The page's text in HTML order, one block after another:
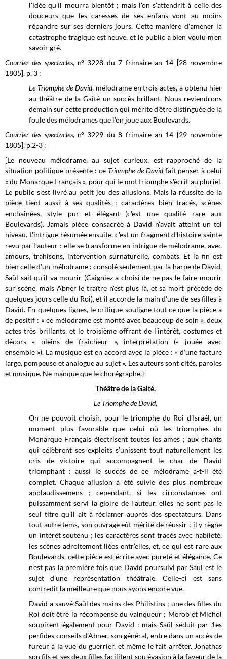
l'idée qu'il mourra bientôt ; mais l'on s'attendrit à celle des
douceurs que les caresses de ses enfans vont au moins
répandre sur ses derniers jours. Cette manière d'amener la
catastrophe tragique est neuve, et le public a bien voulu m'en
savoir gré.
Courrier des spectacles, n° 3228 du 7 frimaire an 14 [28 novembre
1805], p. 3 :
Le Triomphe de David, mélodrame en trois actes, a obtenu hier
au théâtre de la Gaîté un succès brillant. Nous reviendrons
demain sur cette production qui mérite d'être distinguée de la
foule des mélodrames que l’on joue aux Boulevards.
Courrier des spectacles, n° 3229 du 8 frimaire an 14 [29 novembre
1805], p.2-3 :
[Le nouveau mélodrame, au sujet curieux, est rapproché de la
situation politique présente : ce Triomphe de Davidfait penser à celui
« du Monarque Français », pour qui le mot triomphe s'écrit au pluriel.
Le public s'est livré au petit jeu des allusions. Mais la réussite de la
pièce tient aussi à ses qualités : caractères bien tracés, scènes
enchaînées, style pur et élégant (c'est une qualité rare aux
Boulevards). Jamais pièce consacrée à David n'avait atteint un tel
niveau. L'intrigue résumée ensuite, c'est un fragment d'histoire sainte
revu par l'auteur : elle se transforme en intrigue de mélodrame, avec
amours, trahisons, intervention surnaturelle, combats. Et la fin est
bien celle d'un mélodrame : consolé seulement par la harpe de David,
Saül sait qu'il va mourir (Caigniez a choisi de ne pas le faire mourir
sur scène, mais Abner le traître n'est plus là, et sa mort précède de
quelques jours celle du Roi), et il accorde la main d'une de ses filles à
David. En quelques lignes, le critique souligne tout ce que la pièce a
de positif : « ce mélodrame est monté avec beaucoup de soin », deux
actes très brillants, et le troisième offrant de l'intérêt, costumes et
décors « pleins de fraîcheur », interprétation (« jouée avec
ensemble »). La musique est en accord avec la pièce : « d’une facture
large, pompeuse et analogue au sujet ». Les auteurs sont cités, paroles
et musique. Ne manque que le chorégraphe.]
Théâtre de la Gaité.
Le Triomphe de David,
On ne pouvoit choisir, pour le triomphe du Roi d’Israél, un
moment plus favorable que celui où les triomphes du
Monarque Français électrisent toutes les ames ; aux chants
qui célèbrent ses exploits s’unissent tout naturellement les
cris de victoire qui accompagnent le char de David
triomphant : aussi le succès de ce mélodrame a-t-il été
complet. Chaque allusion a été suivie des plus nombreux
applaudissemens ; cependant, si les circonstances ont
puissamment servi la gloire de l’auteur, elles ne sont pas le
seul titre qu’il ait à réclamer auprès des spectateurs. Dans
tout autre tems, son ouvrage eût mérité de réussir ; il y règne
un intérêt soutenu ; les caractères sont tracés avec habileté,
les scènes adroitement liées entr’elles, et, ce qui est rare aux
Boulevards, cette pièce est écrite avec pureté et élégance. Ce
n’est pas la première fois que David poursuivi par Saül est le
sujet d’une représentation théâtrale. Celle-ci est sans
contredit la meilleure que nous ayons encore vue.
David a sauvé Saül des mains des Philistins ; une des filles du
Roi doit être la récompense du vainqueur ; Merob et Michol
soupirent également pour David : mais Saül séduit par 1es
perfides conseils d’Abner, son général, entre dans un accès de
fureur à la vue du guerrier, et même le fait arrêter. Jonathas
son fils et ses deux filles facilitent sou évasion à la faveur de la